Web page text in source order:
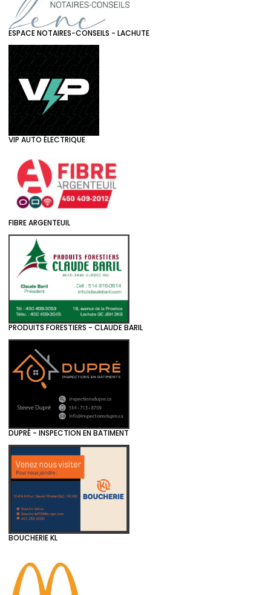
ESPACE NOTAIRES-CONSEILS - LACHUTE
VIP AUTO ÉLECTRIQUE
FIBRE ARGENTEUIL
PRODUITS FORESTIERS - CLAUDE BARIL
DUPRÉ - INSPECTION EN BATIMENT
BOUCHERIE KL